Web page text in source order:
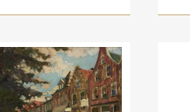
(1880–1945)Nábřeží v Bruggách